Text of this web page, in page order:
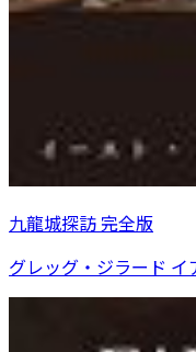
九龍城探訪 完全版
グレッグ・ジラード